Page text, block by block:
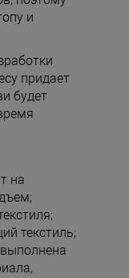
и
придает
будет
на
текстиль;